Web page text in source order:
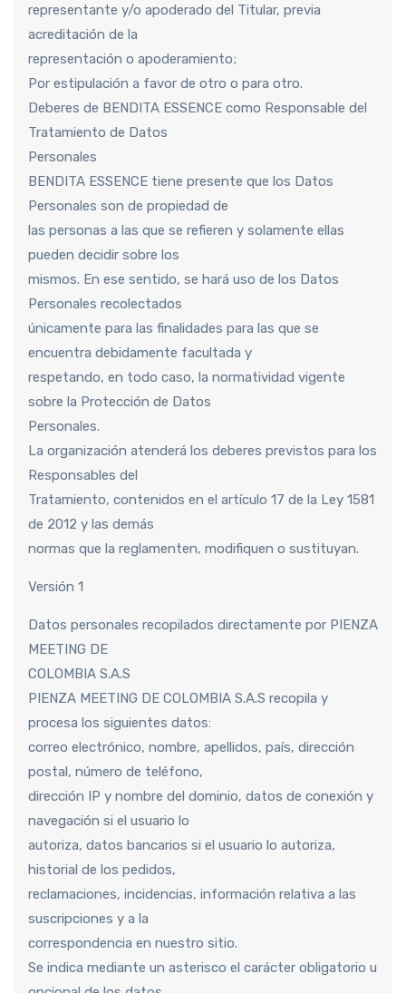
representante y/o apoderado del Titular, previa
acreditación de la
representación o apoderamiento;
Por estipulación a favor de otro o para otro.
Deberes de BENDITA ESSENCE como Responsable del
Tratamiento de Datos
Personales
BENDITA ESSENCE tiene presente que los Datos
Personales son de propiedad de
las personas a las que se refieren y solamente ellas
pueden decidir sobre los
mismos. En ese sentido, se hará uso de los Datos
Personales recolectados
únicamente para las finalidades para las que se
encuentra debidamente facultada y
respetando, en todo caso, la normatividad vigente
sobre la Protección de Datos
Personales.
La organización atenderá los deberes previstos para los
Responsables del
Tratamiento, contenidos en el artículo 17 de la Ley 1581
de 2012 y las demás
normas que la reglamenten, modifiquen o sustituyan.
Versión 1
Datos personales recopilados directamente por PIENZA
MEETING DE
COLOMBIA S.A.S
PIENZA MEETING DE COLOMBIA S.A.S recopila y
procesa los siguientes datos:
correo electrónico, nombre, apellidos, país, dirección
postal, número de teléfono,
dirección IP y nombre del dominio, datos de conexión y
navegación si el usuario lo
autoriza, datos bancarios si el usuario lo autoriza,
historial de los pedidos,
reclamaciones, incidencias, información relativa a las
suscripciones y a la
correspondencia en nuestro sitio.
Se indica mediante un asterisco el carácter obligatorio u